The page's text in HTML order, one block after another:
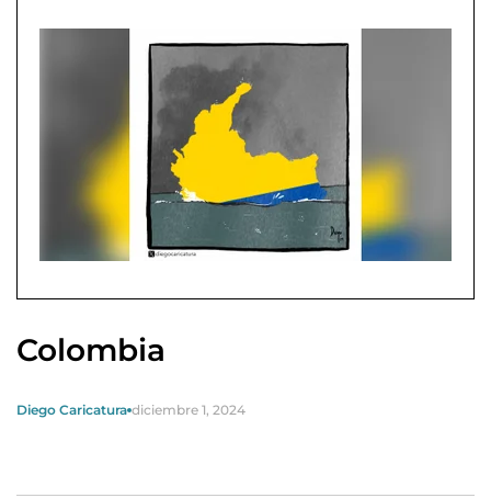
Colombia
Diego Caricatura diciembre 1, 2024